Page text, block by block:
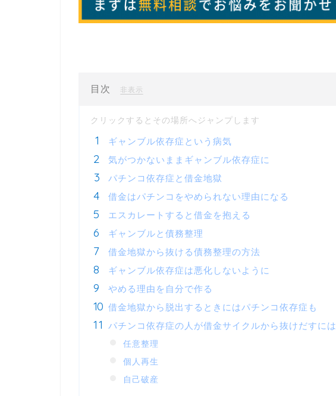
目次 非表示
ギャンブル依存症という病気
気がつかないままギャンブル依存症に
パチンコ依存症と借金地獄
借金はパチンコをやめられない理由になる
エスカレートすると借金を抱える
ギャンブルと債務整理
借金地獄から抜ける債務整理の方法
ギャンブル依存症は悪化しないように
やめる理由を自分で作る
借金地獄から脱出するときにはパチンコ依存症も
パチンコ依存症の人が借金サイクルから抜けだすには
任意整理
個人再生
自己破産